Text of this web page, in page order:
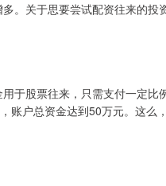
。关于思要尝试配资往来的投
于股票往来，只需支付一定比
账户总资金达到50万元。这么